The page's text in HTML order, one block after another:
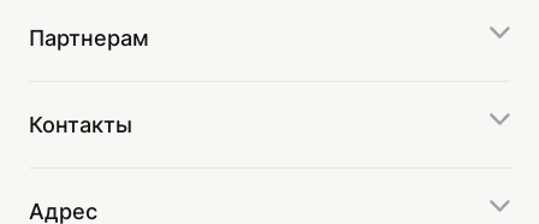
Партнерам
Контакты
Адрес